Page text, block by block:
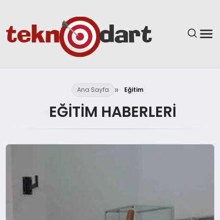
BILIM & TEKNOLOJI
GÜNDEM
Ana Sayfa Eğitim
EĞITIM HABERLERI